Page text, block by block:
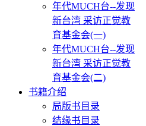
年代MUCH台--发现
新台湾 采访正觉教
育基金会(一)
年代MUCH台--发现
新台湾 采访正觉教
育基金会(二)
书籍介绍
局版书目录
结缘书目录